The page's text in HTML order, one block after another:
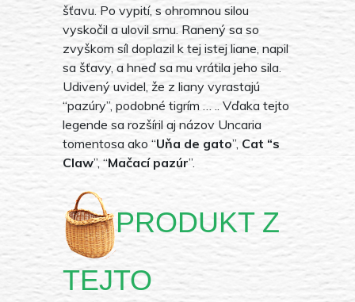
šťavu. Po vypití, s ohromnou silou
vyskočil a ulovil srnu. Ranený sa so
zvyškom síl doplazil k tej istej liane, napil
sa šťavy, a hneď sa mu vrátila jeho sila.
Udivený uvidel, že z liany vyrastajú
“pazúry”, podobné tigrím … .. Vďaka tejto
legende sa rozšíril aj názov Uncaria
tomentosa ako “Uňa de gato”, Cat “s
Claw”, “Mačací pazúr”.
PRODUKT Z
TEJTO